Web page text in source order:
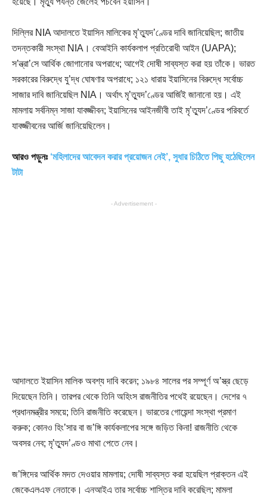
দিল্লির NIA আদালতে ইয়াসিন মালিকের মৃ’ত্যুদ’ণ্ডের দাবি জানিয়েছিল; জাতীয়
তদন্তকারী সংস্থা NIA। বেআইনি কার্যকলাপ প্রতিরোধী আইন (UAPA);
স’ন্ত্রা’সে আর্থিক জোগানোর অপরাধে; আগেই দোষী সাব্যস্ত করা হয় তাঁকে। ভারত
সরকারের বিরুদ্ধে যু’দ্ধ ঘোষণার অপরাধে; ১২১ ধারায় ইয়াসিনের বিরুদ্ধে সর্বোচ্চ
সাজার দাবি জানিয়েছিল NIA। অর্থাৎ মৃ’ত্যুদ’ণ্ডের আর্জিই জানানো হয়। এই
মামলায় সর্বনিম্ন সাজা যাবজ্জীবন; ইয়াসিনের আইনজীবী তাই মৃ’ত্যুদ’ণ্ডের পরিবর্তে
যাবজ্জীবনের আর্জি জানিয়েছিলেন।
আরও পড়ুনঃ ‘মহিলাদের আবেদন করার প্রয়োজন নেই’, সুধার চিঠিতে পিছু হঠেছিলেন
টাটা
- Advertisement -
আদালতে ইয়াসিন মালিক অবশ্য দাবি করেন; ১৯৮৪ সালের পর সম্পূর্ণ অ’স্ত্র ছেড়ে
দিয়েছেন তিনি। তারপর থেকে তিনি অহিংস রাজনীতির পথেই রয়েছেন। দেশের ৭
প্রধানমন্ত্রীর সময়ে; তিনি রাজনীতি করেছেন। ভারতের গোয়েন্দা সংস্থা প্রমাণ
করুক; কোনও হিং’সার বা জ’ঙ্গি কার্যকলাপের সঙ্গে জড়িত কিনা! রাজনীতি থেকে
অবসর নেব; মৃ’ত্যুদ’ণ্ডও মাথা পেতে নেব।
জ’ঙ্গিদের আর্থিক মদত দেওয়ার মামলায়; দোষী সাব্যস্ত করা হয়েছিল প্রাক্তন এই
জেকেএলএফ নেতাকে। এনআইএ তার সর্বোচ্চ শাস্তির দাবি করেছিল; মামলা